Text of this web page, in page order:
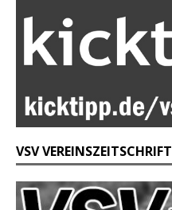
VSV VEREINSZEITSCHRIFT